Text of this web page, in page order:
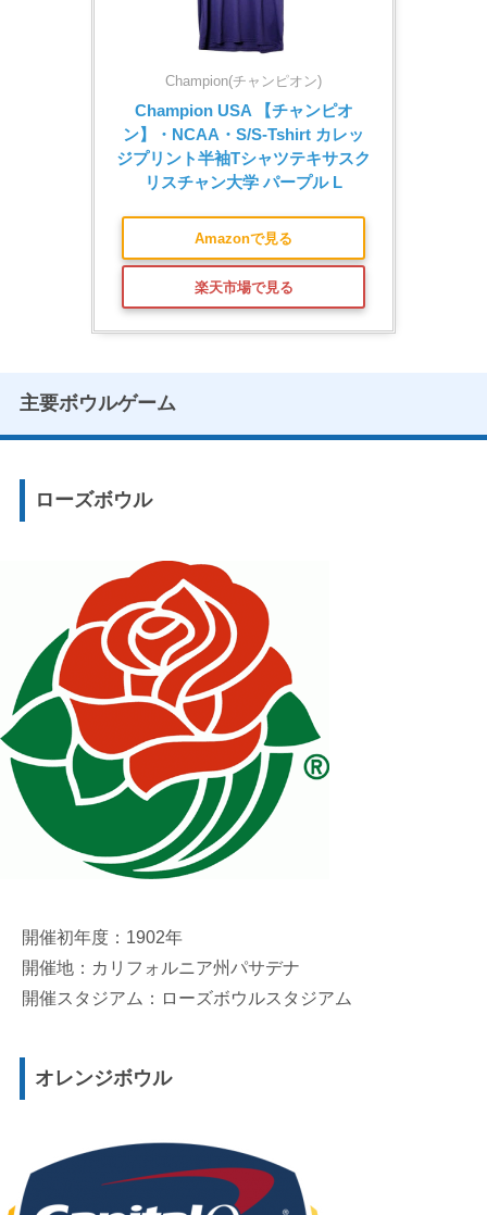
Champion(チャンピオン)
Champion USA 【チャンピオ
ン】・NCAA・S/S-Tshirt カレッ
ジプリント半袖Tシャツテキサスク
リスチャン大学 パープル L
Amazonで見る
楽天市場で見る
主要ボウルゲーム
ローズボウル
開催初年度：1902年
開催地：カリフォルニア州パサデナ
開催スタジアム：ローズボウルスタジアム
オレンジボウル